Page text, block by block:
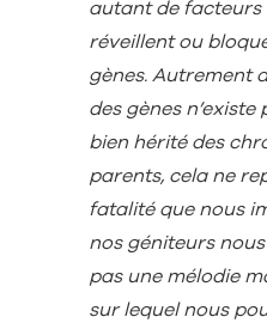
autant de facteurs
réveillent ou
gènes. Autrement
des gènes n’existe
bien hérité des
parents, cela ne
fatalité que nous
nos géniteurs nous
pas une mélodie
sur lequel nous